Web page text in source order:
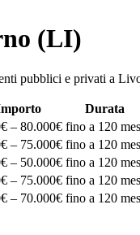
(LI)
pubblici e privati a
Durata
– 80.000€ fino a 120
– 75.000€ fino a 120
– 50.000€ fino a 120
– 75.000€ fino a 120
– 70.000€ fino a 120